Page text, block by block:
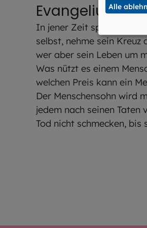
Evangelium Mt
In jener Zeit sprach
selbst, nehme sein
wer aber sein Leben um
Was nützt es einem
welchen Preis kann ein
Der Menschensohn wird
jedem nach seinen Taten
Tod nicht schmecken, bis
Alle